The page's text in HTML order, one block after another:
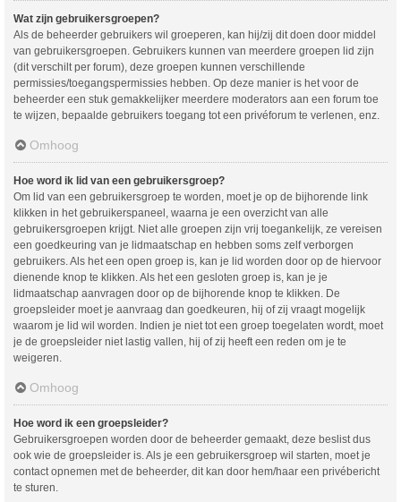
Wat zijn gebruikersgroepen?
Als de beheerder gebruikers wil groeperen, kan hij/zij dit doen door middel
van gebruikersgroepen. Gebruikers kunnen van meerdere groepen lid zijn
(dit verschilt per forum), deze groepen kunnen verschillende
permissies/toegangspermissies hebben. Op deze manier is het voor de
beheerder een stuk gemakkelijker meerdere moderators aan een forum toe
te wijzen, bepaalde gebruikers toegang tot een privéforum te verlenen, enz.
Omhoog
Hoe word ik lid van een gebruikersgroep?
Om lid van een gebruikersgroep te worden, moet je op de bijhorende link
klikken in het gebruikerspaneel, waarna je een overzicht van alle
gebruikersgroepen krijgt. Niet alle groepen zijn vrij toegankelijk, ze vereisen
een goedkeuring van je lidmaatschap en hebben soms zelf verborgen
gebruikers. Als het een open groep is, kan je lid worden door op de hiervoor
dienende knop te klikken. Als het een gesloten groep is, kan je je
lidmaatschap aanvragen door op de bijhorende knop te klikken. De
groepsleider moet je aanvraag dan goedkeuren, hij of zij vraagt mogelijk
waarom je lid wil worden. Indien je niet tot een groep toegelaten wordt, moet
je de groepsleider niet lastig vallen, hij of zij heeft een reden om je te
weigeren.
Omhoog
Hoe word ik een groepsleider?
Gebruikersgroepen worden door de beheerder gemaakt, deze beslist dus
ook wie de groepsleider is. Als je een gebruikersgroep wil starten, moet je
contact opnemen met de beheerder, dit kan door hem/haar een privébericht
te sturen.